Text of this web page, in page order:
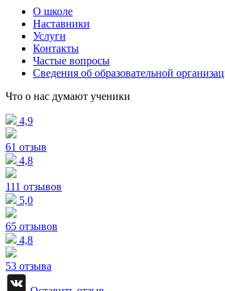
О школе
Наставники
Услуги
Контакты
Частые вопросы
Сведения об образовательной
Что о нас думают ученики
4,9
61 отзыв
4,8
111 отзывов
5,0
65 отзывов
4,8
53 отзыва